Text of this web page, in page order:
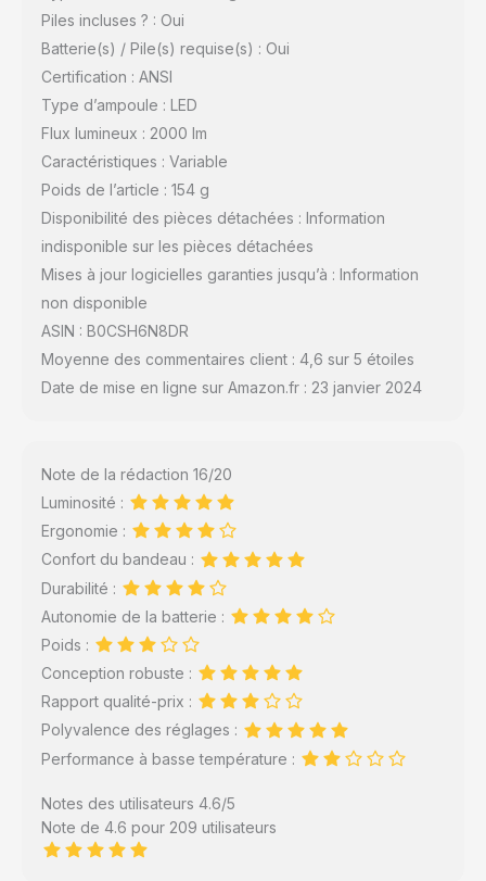
Piles incluses ? : Oui
Batterie(s) / Pile(s) requise(s) : Oui
Certification : ANSI
Type d’ampoule : LED
Flux lumineux : 2000 lm
Caractéristiques : Variable
Poids de l’article : 154 g
Disponibilité des pièces détachées : Information
indisponible sur les pièces détachées
Mises à jour logicielles garanties jusqu’à : Information
non disponible
ASIN : B0CSH6N8DR
Moyenne des commentaires client : 4,6 sur 5 étoiles
Date de mise en ligne sur Amazon.fr : 23 janvier 2024
Note de la rédaction 16/20
Luminosité :
Ergonomie :
Confort du bandeau :
Durabilité :
Autonomie de la batterie :
Poids :
Conception robuste :
Rapport qualité-prix :
Polyvalence des réglages :
Performance à basse température :
Notes des utilisateurs 4.6/5
Note de 4.6 pour 209 utilisateurs